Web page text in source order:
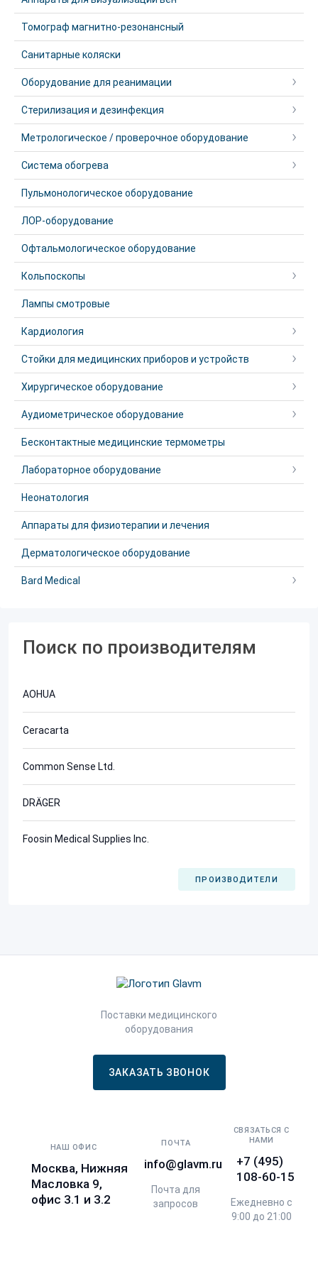
Томограф магнитно-резонансный
Санитарные коляски
Оборудование для реанимации
Стерилизация и дезинфекция
Метрологическое / проверочное оборудование
Система обогрева
Пульмонологическое оборудование
ЛОР-оборудование
Офтальмологическое оборудование
Кольпоскопы
Лампы смотровые
Кардиология
Стойки для медицинских приборов и устройств
Хирургическое оборудование
Аудиометрическое оборудование
Бесконтактные медицинские термометры
Лабораторное оборудование
Неонатология
Аппараты для физиотерапии и лечения
Дерматологическое оборудование
Bard Medical
Поиск по производителям
AOHUA
Ceracarta
Common Sense Ltd.
DRÄGER
Foosin Medical Supplies Inc.
ПРОИЗВОДИТЕЛИ
Поставки медицинского
оборудования
ЗАКАЗАТЬ ЗВОНОК
НАШ ОФИС
Москва, Нижняя
Масловка 9,
офис 3.1 и 3.2
ПОЧТА
info@glavm.ru
Почта для
запросов
СВЯЗАТЬСЯ С
НАМИ
+7 (495)
108-60-15
Ежедневно с
9:00 до 21:00